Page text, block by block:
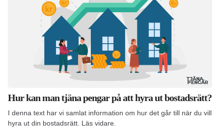
Hur kan man tjäna pengar på att hyra ut bostadsrätt?
I denna text har vi samlat information om hur det går till när du vill
hyra ut din bostadsrätt. Läs vidare.